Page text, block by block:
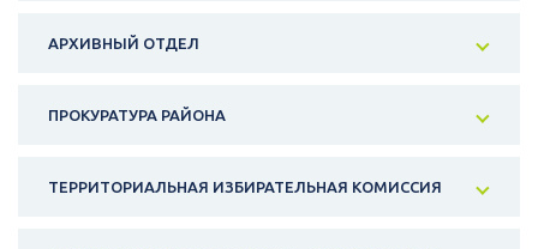
АРХИВНЫЙ ОТДЕЛ
ПРОКУРАТУРА РАЙОНА
ТЕРРИТОРИАЛЬНАЯ ИЗБИРАТЕЛЬНАЯ КОМИССИЯ